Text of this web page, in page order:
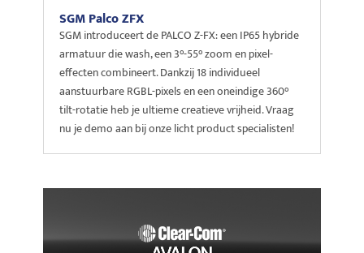
SGM Palco ZFX
SGM introduceert de PALCO Z-FX: een IP65 hybride
armatuur die wash, een 3°-55° zoom en pixel-
effecten combineert. Dankzij 18 individueel
aanstuurbare RGBL-pixels en een oneindige 360°
tilt-rotatie heb je ultieme creatieve vrijheid. Vraag
nu je demo aan bij onze licht product specialisten!